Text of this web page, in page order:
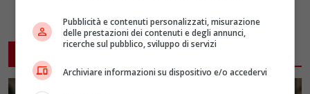
ARTICOLI CORRELATI
Pubblicità e contenuti personalizzati, misurazione
delle prestazioni dei contenuti e degli annunci,
ricerche sul pubblico, sviluppo di servizi
Archiviare informazioni su dispositivo e/o accedervi